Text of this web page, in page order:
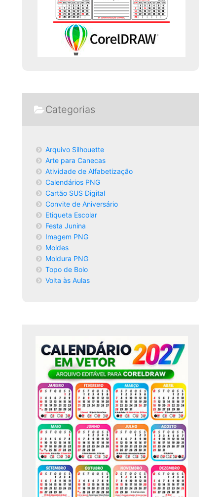
Categorias
Arquivo Silhouette
Arte para Canecas
Atividade de Alfabetização
Calendários PNG
Cartão SUS Digital
Convite de Aniversário
Etiqueta Escolar
Festa Junina
Imagem PNG
Moldes
Moldura PNG
Topo de Bolo
Volta às Aulas